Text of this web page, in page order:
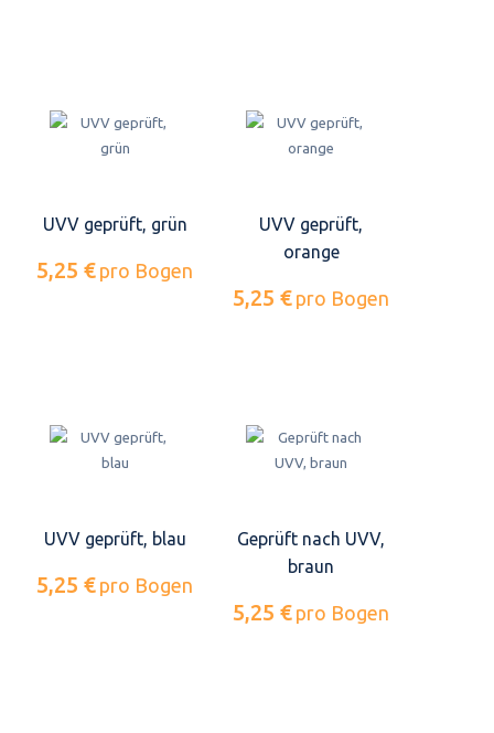
UVV geprüft, grün
5,25 € pro Bogen
UVV geprüft,
orange
5,25 € pro Bogen
UVV geprüft, blau
5,25 € pro Bogen
Geprüft nach UVV,
braun
5,25 € pro Bogen